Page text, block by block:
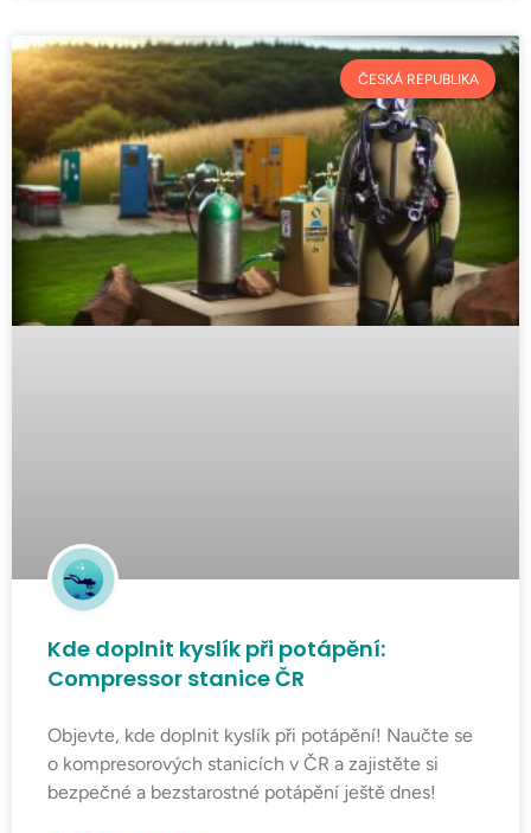
ČESKÁ REPUBLIKA
Kde doplnit kyslík při potápění:
Compressor stanice ČR
Objevte, kde doplnit kyslík při potápění! Naučte se
o kompresorových stanicích v ČR a zajistěte si
bezpečné a bezstarostné potápění ještě dnes!